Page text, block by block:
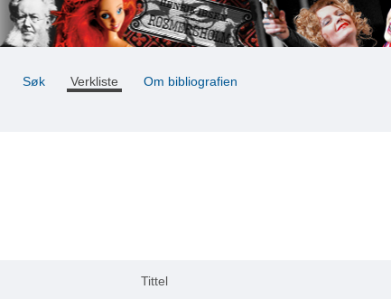
Søk Verkliste Om bibliografien
Tittel